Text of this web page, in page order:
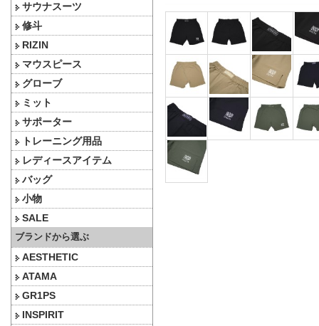
サウナスーツ
修斗
RIZIN
マウスピース
グローブ
ミット
サポーター
トレーニング用品
レディースアイテム
バッグ
小物
SALE
ブランドから選ぶ
AESTHETIC
ATAMA
GR1PS
INSPIRIT